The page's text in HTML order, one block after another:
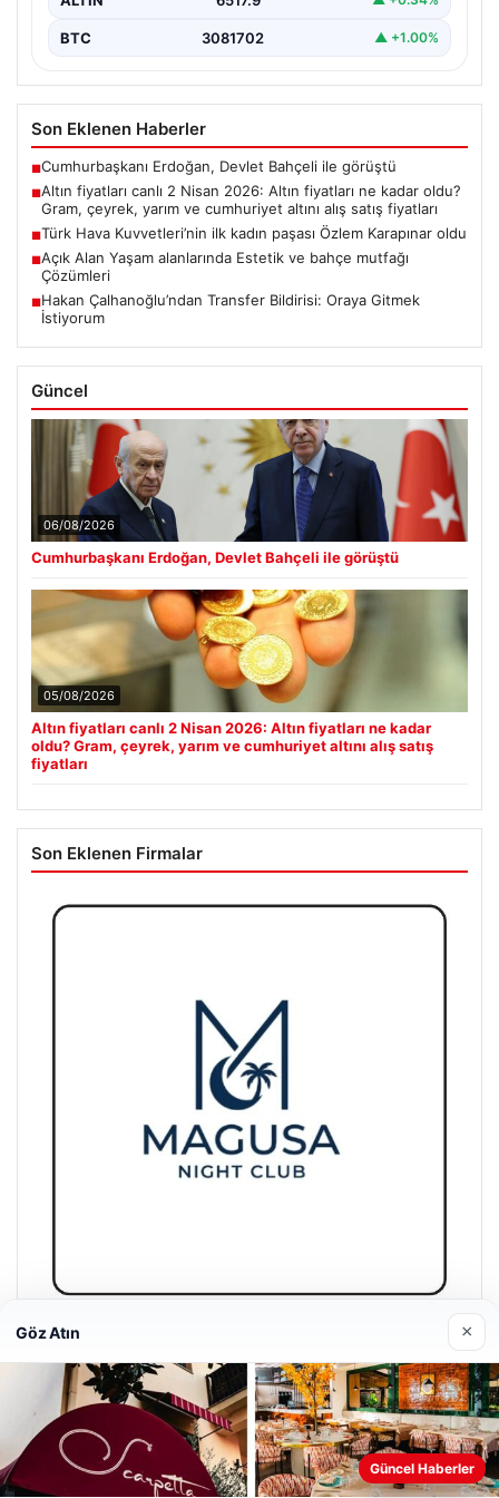
BTC 3081702 ▲ +1.00%
Son Eklenen Haberler
■Cumhurbaşkanı Erdoğan, Devlet Bahçeli ile görüştü
■Altın fiyatları canlı 2 Nisan 2026: Altın fiyatları ne kadar oldu?
Gram, çeyrek, yarım ve cumhuriyet altını alış satış fiyatları
■Türk Hava Kuvvetleri’nin ilk kadın paşası Özlem Karapınar oldu
■Açık Alan Yaşam alanlarında Estetik ve bahçe mutfağı
Çözümleri
■Hakan Çalhanoğlu’ndan Transfer Bildirisi: Oraya Gitmek
İstiyorum
Güncel
06/08/2026
Cumhurbaşkanı Erdoğan, Devlet Bahçeli ile görüştü
05/08/2026
Altın fiyatları canlı 2 Nisan 2026: Altın fiyatları ne kadar
oldu? Gram, çeyrek, yarım ve cumhuriyet altını alış satış
fiyatları
Son Eklenen Firmalar
Magusa Night Club
01/05/2026
Web sitemizi nasıl kullandığınızı daha iyi anlayabilmek,
Göz Atın ×
Güncel Haberler